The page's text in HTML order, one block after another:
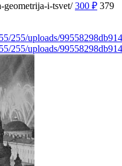
geometrija-i-tsvet/ 300 ₽ 379
255/uploads/
255/uploads/